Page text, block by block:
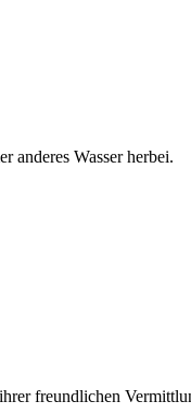
anderes Wasser herbei.
freundlichen